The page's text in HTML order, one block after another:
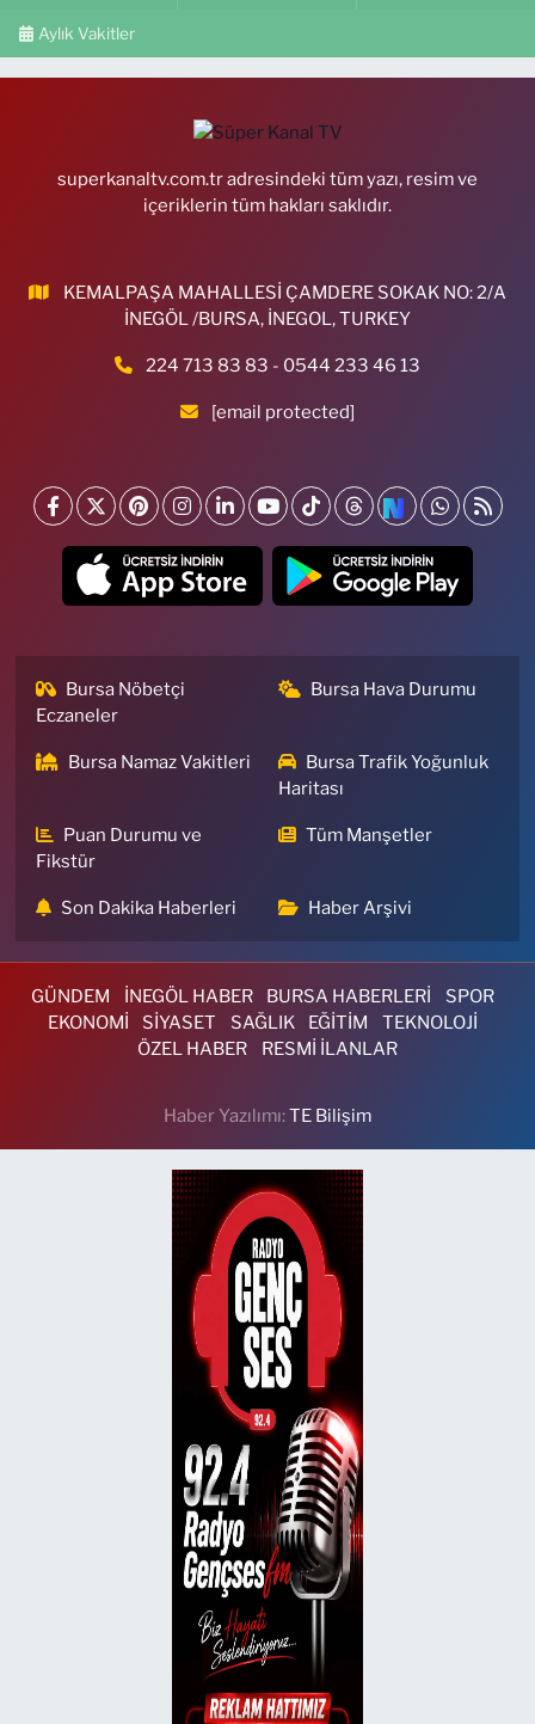
Aylık Vakitler
superkanaltv.com.tr adresindeki tüm yazı, resim ve
içeriklerin tüm hakları saklıdır.
KEMALPAŞA MAHALLESİ ÇAMDERE SOKAK NO: 2/A
İNEGÖL /BURSA, İNEGOL, TURKEY
224 713 83 83 - 0544 233 46 13
[email protected]
Bursa Nöbetçi
Eczaneler
Bursa Hava Durumu
Bursa Namaz Vakitleri
Bursa Trafik Yoğunluk
Haritası
Puan Durumu ve
Fikstür
Tüm Manşetler
Son Dakika Haberleri Haber Arşivi
GÜNDEM İNEGÖL HABER BURSA HABERLERİ
SPOR
EKONOMİ
SİYASET SAĞLIK EĞİTİM
TEKNOLOJİ
ÖZEL HABER
RESMİ İLANLAR
Haber Yazılımı:TE Bilişim